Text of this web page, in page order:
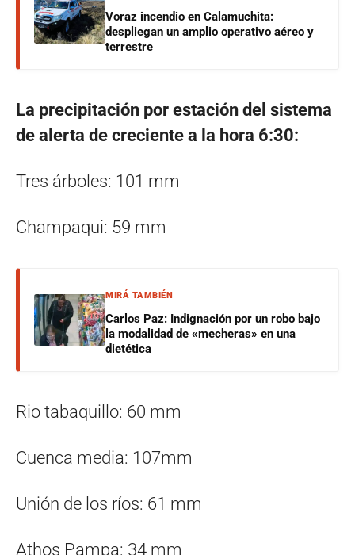
Voraz incendio en Calamuchita:
despliegan un amplio operativo aéreo y
terrestre
La precipitación por estación del sistema
de alerta de creciente a la hora 6:30:
Tres árboles: 101 mm
Champaqui: 59 mm
MIRÁ TAMBIÉN
Carlos Paz: Indignación por un robo bajo
la modalidad de «mecheras» en una
dietética
Rio tabaquillo: 60 mm
Cuenca media: 107mm
Unión de los ríos: 61 mm
Athos Pampa: 34 mm